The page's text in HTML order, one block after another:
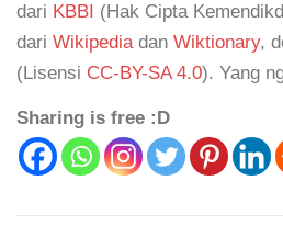
dari KBBI (Hak Cipta
dari Wikipediadan Wiktionary,
(Lisensi CC-BY-SA 4.0). Yang
Sharing is free :D